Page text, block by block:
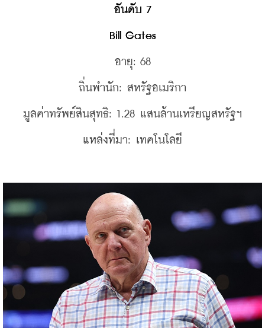
อันดับ 7
Bill Gates
อายุ: 68
ถิ่นพำนัก: สหรัฐอเมริกา
มูลค่าทรัพย์สินสุทธิ: 1.28 แสนล้านเหรียญสหรัฐฯ
แหล่งที่มา: เทคโนโลยี